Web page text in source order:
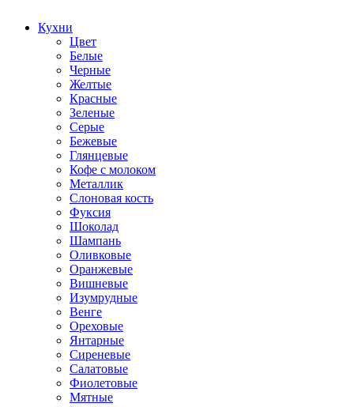
Кухни
Цвет
Белые
Черные
Желтые
Красные
Зеленые
Серые
Бежевые
Глянцевые
Кофе с молоком
Металлик
Слоновая кость
Фуксия
Шоколад
Шампань
Оливковые
Оранжевые
Вишневые
Изумрудные
Венге
Ореховые
Янтарные
Сиреневые
Салатовые
Фиолетовые
Мятные